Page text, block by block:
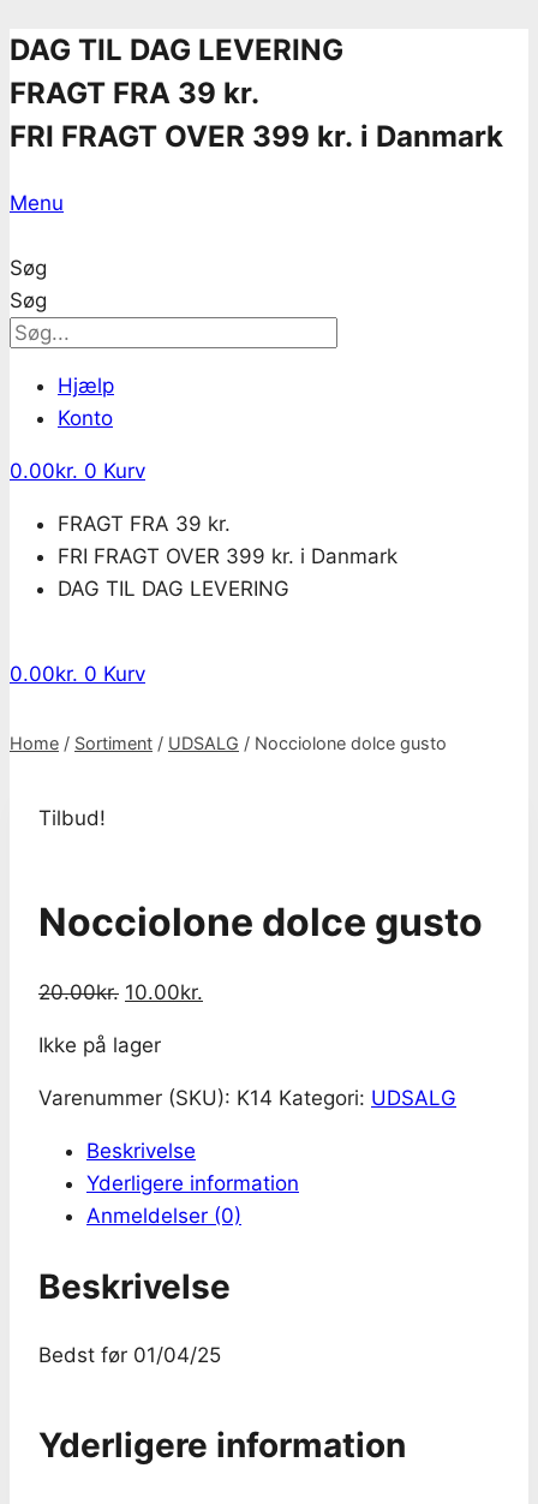
Skip
to
content
DAG TIL DAG LEVERING
FRAGT FRA 39 kr.
FRI FRAGT OVER 399 kr. i Danmark
Menu
Søg
Søg
Hjælp
Konto
0.00kr. 0 Kurv
FRAGT FRA 39 kr.
FRI FRAGT OVER 399 kr. i Danmark
DAG TIL DAG LEVERING
0.00kr. 0 Kurv
Home / Sortiment / UDSALG / Nocciolone dolce gusto
Tilbud!
Nocciolone dolce gusto
20.00kr. Original
was:
20.00kr..
10.00kr.
10.00kr..
Ikke på lager
Varenummer (SKU): K14 Kategori: UDSALG
Beskrivelse
Yderligere information
Anmeldelser (0)
Beskrivelse
Bedst før 01/04/25
Yderligere information